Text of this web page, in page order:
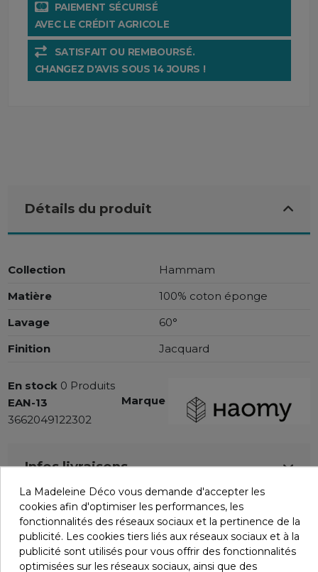
PAIEMENT SÉCURISÉ
AVEC LE CRÉDIT AGRICOLE
SATISFAIT OU REMBOURSÉ.
CHANGEZ D'AVIS SOUS 14 JOURS !
Détails du produit
Collection
Hammam
Matière
100% coton éponge
Lavage
60°
Finition
Jacquard
Marque
En stock 0 Produits
EAN-13
3662049122302
Infos livraisons
Retours et remboursements
Avis (0)
La Madeleine Déco vous demande d'accepter les
cookies afin d'optimiser les performances, les
fonctionnalités des réseaux sociaux et la pertinence de la
publicité. Les cookies tiers liés aux réseaux sociaux et à la
publicité sont utilisés pour vous offrir des fonctionnalités
optimisées sur les réseaux sociaux, ainsi que des